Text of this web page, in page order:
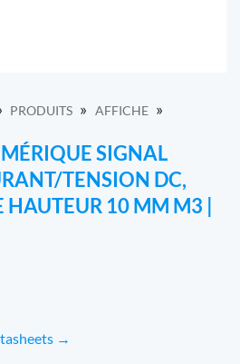
PRODUITS » AFFICHE »
SIGNAL
TENSION DC,
HAUTEUR 10 MM M3 |
→